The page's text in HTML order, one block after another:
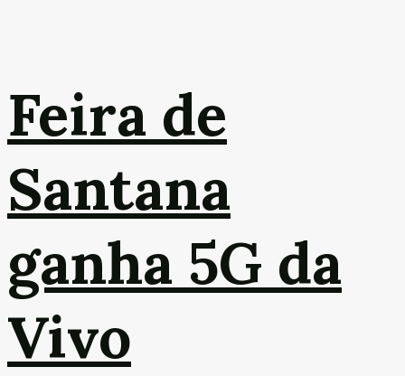
Feira de
Santana
ganha 5G da
Vivo